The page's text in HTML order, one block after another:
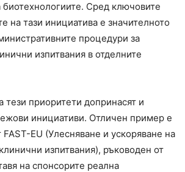
Сред ключовите
на тази инициатива е значителното
процедури за
изпитвания в отделните
тези приоритети допринасят и
инициативи. Отличен пример е
EU (Улесняване и ускоряване на
изпитвания), ръководен от
на спонсорите реална